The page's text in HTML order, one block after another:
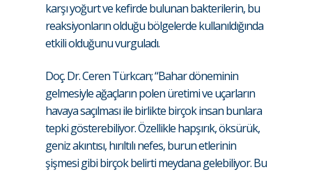
karşı yoğurt ve kefirde bulunan bakterilerin, bu
reaksiyonların olduğu bölgelerde kullanıldığında
etkili olduğunu vurguladı.
Doç. Dr. Ceren Türkcan; “Bahar döneminin
gelmesiyle ağaçların polen üretimi ve uçarların
havaya saçılması ile birlikte birçok insan bunlara
tepki gösterebiliyor. Özellikle hapşırık, öksürük,
geniz akıntısı, hırıltılı nefes, burun etlerinin
şişmesi gibi birçok belirti meydana gelebiliyor. Bu